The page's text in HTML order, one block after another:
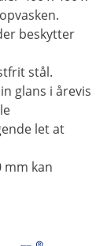
beskytter
stål.
glans i årevis
let at
mm kan